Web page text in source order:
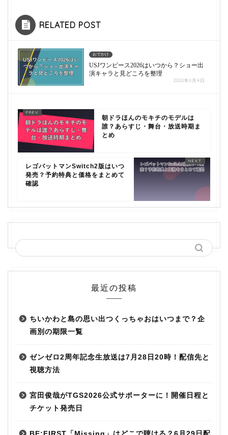
RELATED POST
おでかけ
USJワンピース2026はいつから？ショー出
演キャラと見どころを整理
2026年6月4日
朝ドラほんのモキチのモデルは
誰？あらすじ・舞台・放送時期ま
とめ
レゴバットマンSwitch2版はいつ
発売？予約特典と価格をまとめて
確認
最近の投稿
ちいかわと島の思い出つくっちゃおはいつまで？企
画別の期限一覧
ゼンゼロ2周年記念生放送は7月28日20時！配信先と
視聴方法
宮田俊哉がTGS2026公式サポーターに！開催日程と
チケット発売日